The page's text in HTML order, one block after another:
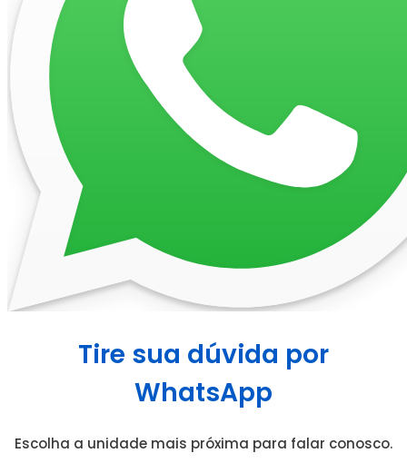
Tire sua dúvida por
WhatsApp
Escolha a unidade mais próxima para falar conosco.